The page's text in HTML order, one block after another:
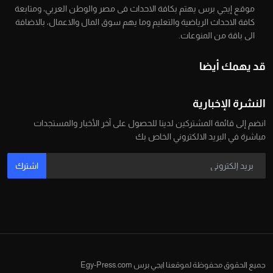
موقع إيجي برس يهتم بكافة الاحداث فى مصر والوطن العربي، ومتابعة
كافة الاحداث الرياضية والتعليم وما يهم سوق المال والاعمال، بالاضافة
الى باقة من المنوعات.
قد يهمك أيضا
النشرة الإخبارية
انضم إلى قائمة المشتركين لدينا للحصول على آخر الأخبار والمستجدات
مباشرة في البريد الالكتروني الخاص بك
اشترك
جميع الحقوق محفوظة لموقعنا ايجي برس Egy-Press.com